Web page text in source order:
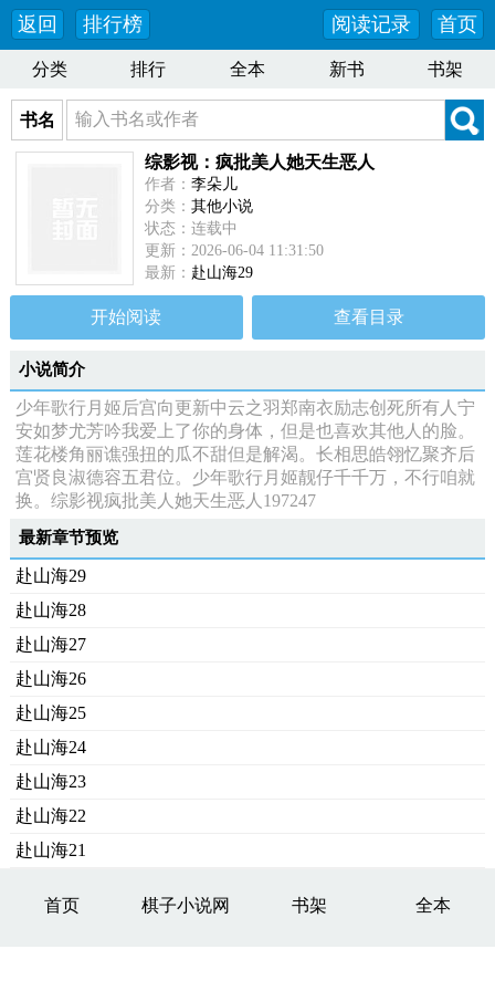
返回 排行榜 首页
阅读记录
分类 排行 全本 新书 书架
书名
综影视：疯批美人她天生恶人
作者： 李朵儿
分类： 其他小说
状态：连载中
更新：2026-06-04 11:31:50
最新： 赴山海29
开始阅读 查看目录
小说简介
少年歌行月姬后宫向更新中云之羽郑南衣励志创死所有人宁
安如梦尤芳吟我爱上了你的身体，但是也喜欢其他人的脸。
莲花楼角丽谯强扭的瓜不甜但是解渴。长相思皓翎忆聚齐后
宫贤良淑德容五君位。少年歌行月姬靓仔千千万，不行咱就
换。综影视疯批美人她天生恶人197247
最新章节预览
赴山海29
赴山海28
赴山海27
赴山海26
赴山海25
赴山海24
赴山海23
赴山海22
赴山海21
首页 棋子小说网 书架 全本